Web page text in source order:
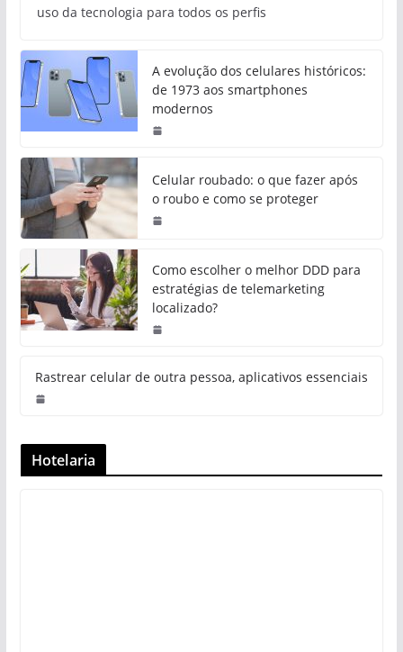
uso da tecnologia para todos os perfis
A evolução dos celulares históricos:
de 1973 aos smartphones
modernos
Celular roubado: o que fazer após
o roubo e como se proteger
Como escolher o melhor DDD para
estratégias de telemarketing
localizado?
Rastrear celular de outra pessoa, aplicativos essenciais
Hotelaria